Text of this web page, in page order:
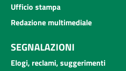
Ufficio stampa
Redazione multimediale
SEGNALAZIONI
Elogi, reclami, suggerimenti